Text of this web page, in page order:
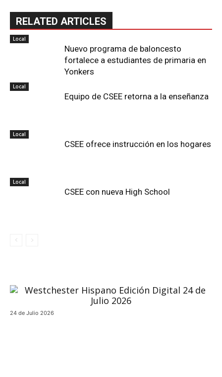
RELATED ARTICLES
Local
Nuevo programa de baloncesto
fortalece a estudiantes de primaria en
Yonkers
Local
Equipo de CSEE retorna a la enseñanza
Local
CSEE ofrece instrucción en los hogares
Local
CSEE con nueva High School
24 de Julio 2026